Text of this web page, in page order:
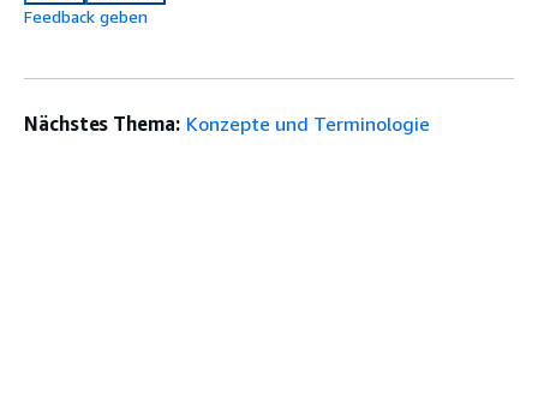
Feedback geben
Nächstes Thema: Konzepte und Terminologie